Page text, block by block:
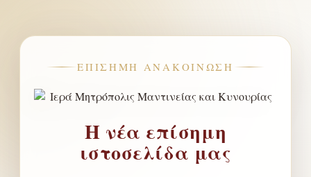
ΕΠΊΣΗΜΗ ΑΝΑΚΟΊΝΩΣΗ
Η νέα επίσημη
ιστοσελίδα μας